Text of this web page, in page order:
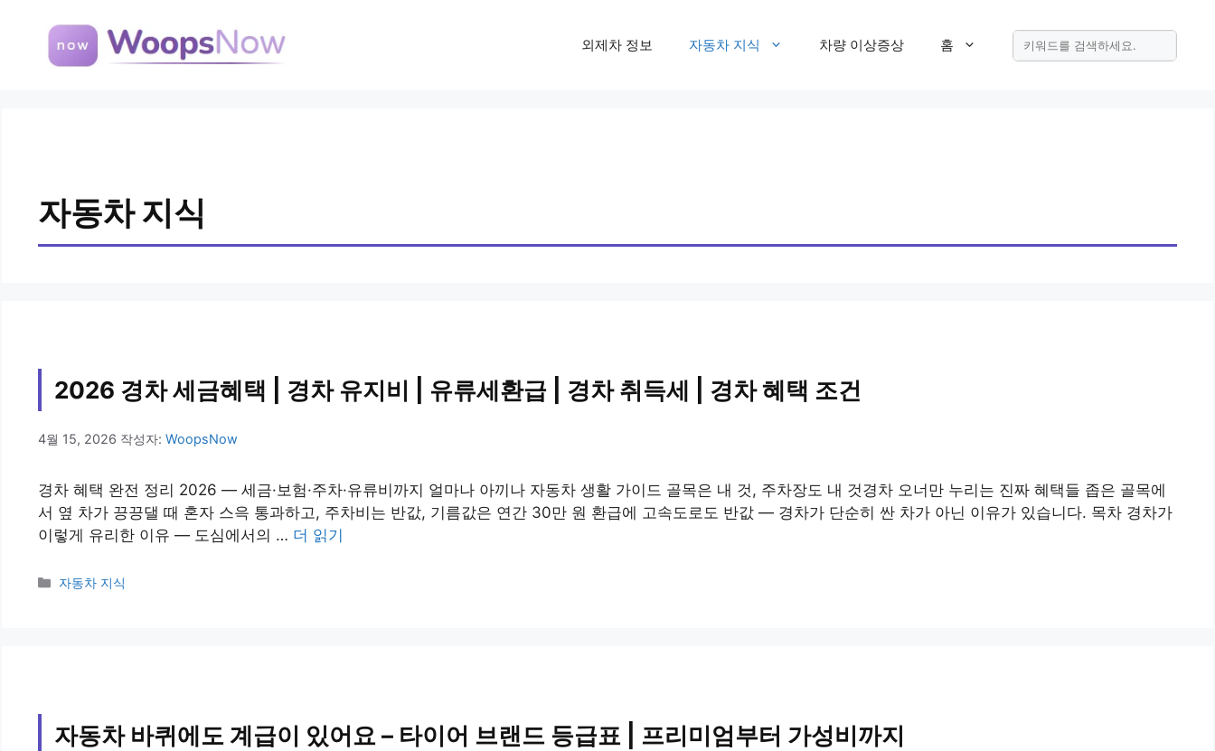
외제차 정보 자동차 지식 차량 이상증상 홈
자동차 지식
2026 경차 세금혜택 | 경차 유지비 | 유류세환급 | 경차 취득세 | 경차 혜택 조건
4월 15, 2026 작성자: WoopsNow
경차 혜택 완전 정리 2026 — 세금·보험·주차·유류비까지 얼마나 아끼나 자동차 생활 가이드 골목은 내 것, 주차장도 내 것경차 오너만 누리는 진짜 혜택들 좁은 골목에
서 옆 차가 끙끙댈 때 혼자 스윽 통과하고, 주차비는 반값, 기름값은 연간 30만 원 환급에 고속도로도 반값 — 경차가 단순히 싼 차가 아닌 이유가 있습니다. 목차 경차가
이렇게 유리한 이유 — 도심에서의 … 더 읽기
카
자동차 지식
자동차 바퀴에도 계급이 있어요 – 타이어 브랜드 등급표 | 프리미엄부터 가성비까지